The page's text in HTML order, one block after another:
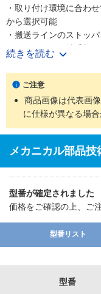
・取り付け環境に合わ
から選択可能
・搬送ラインのストッ
・ガイドロッド軸受部は
・クリーンルーム等に最
・用途で選べるガイド
・ストローク調節シリン
・3方向からの配管が選
・新ZE無接点センサ用
・低速シリンダ
【用途】
・あらゆる業界の空気
続きを読む
ご注意
商品画像は代表画
に仕様が異なる場合
メカニカル部品技
型番が確定されました
価格をご確認の上、ご
型番リスト
型番